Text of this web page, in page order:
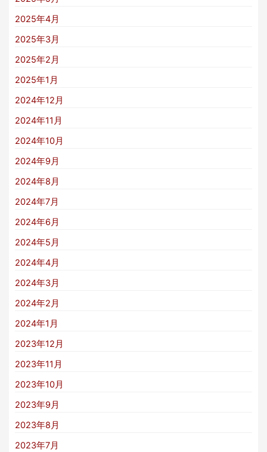
2025年4月
2025年3月
2025年2月
2025年1月
2024年12月
2024年11月
2024年10月
2024年9月
2024年8月
2024年7月
2024年6月
2024年5月
2024年4月
2024年3月
2024年2月
2024年1月
2023年12月
2023年11月
2023年10月
2023年9月
2023年8月
2023年7月